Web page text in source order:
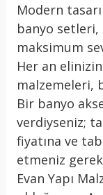
Modern
banyo setleri,
maksimum
Her an
malzemeleri,
Bir banyo
verdiyseniz;
fiyatına ve
etmeniz
Evan Yapı